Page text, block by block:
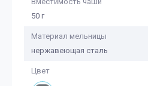
50 г
Материал мельницы
нержавеющая сталь
Цвет